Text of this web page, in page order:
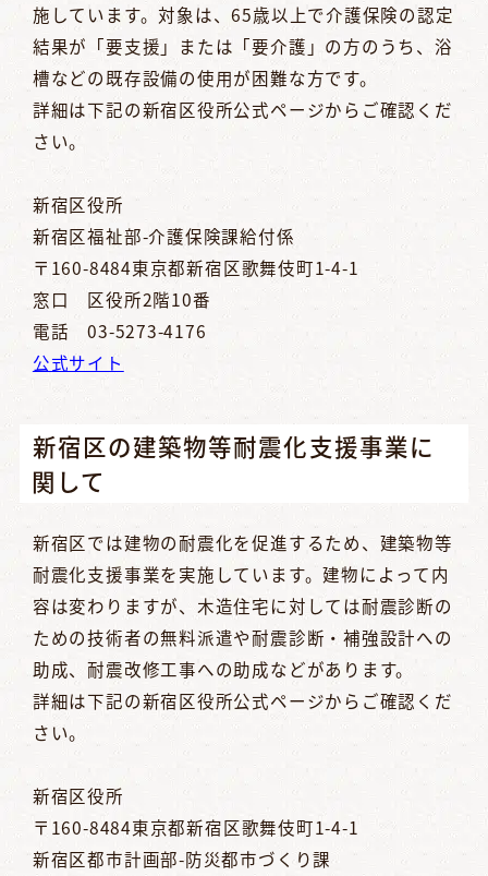
施しています。対象は、65歳以上で介護保険の認定
結果が「要支援」または「要介護」の方のうち、浴
槽などの既存設備の使用が困難な方です。
詳細は下記の新宿区役所公式ページからご確認くだ
さい。
新宿区役所
新宿区福祉部-介護保険課給付係
〒160-8484東京都新宿区歌舞伎町1-4-1
窓口 区役所2階10番
電話 03-5273-4176
公式サイト
新宿区の建築物等耐震化支援事業に
関して
新宿区では建物の耐震化を促進するため、建築物等
耐震化支援事業を実施しています。建物によって内
容は変わりますが、木造住宅に対しては耐震診断の
ための技術者の無料派遣や耐震診断・補強設計への
助成、耐震改修工事への助成などがあります。
詳細は下記の新宿区役所公式ページからご確認くだ
さい。
新宿区役所
〒160-8484東京都新宿区歌舞伎町1-4-1
新宿区都市計画部-防災都市づくり課